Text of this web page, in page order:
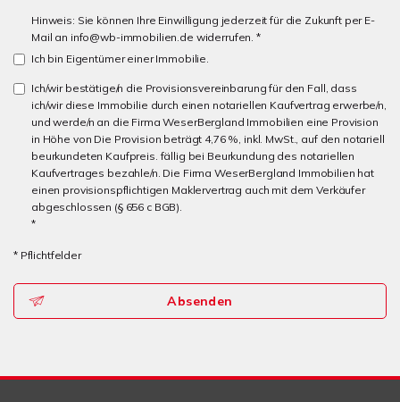
Hinweis: Sie können Ihre Einwilligung jederzeit für die Zukunft per E-
Mail an info@wb-immobilien.de widerrufen. *
Ich bin Eigentümer einer Immobilie.
Ich/wir bestätige/n die Provisionsvereinbarung für den Fall, dass
ich/wir diese Immobilie durch einen notariellen Kaufvertrag erwerbe/n,
und werde/n an die Firma WeserBergland Immobilien eine Provision
in Höhe von Die Provision beträgt 4,76 %, inkl. MwSt., auf den notariell
beurkundeten Kaufpreis. fällig bei Beurkundung des notariellen
Kaufvertrages bezahle/n. Die Firma WeserBergland Immobilien hat
einen provisionspflichtigen Maklervertrag auch mit dem Verkäufer
abgeschlossen (§ 656 c BGB).
*
* Pflichtfelder
Absenden